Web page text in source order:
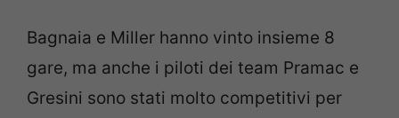
Bagnaia e Miller hanno vinto insieme 8
gare, ma anche i piloti dei team Pramac e
Gresini sono stati molto competitivi per